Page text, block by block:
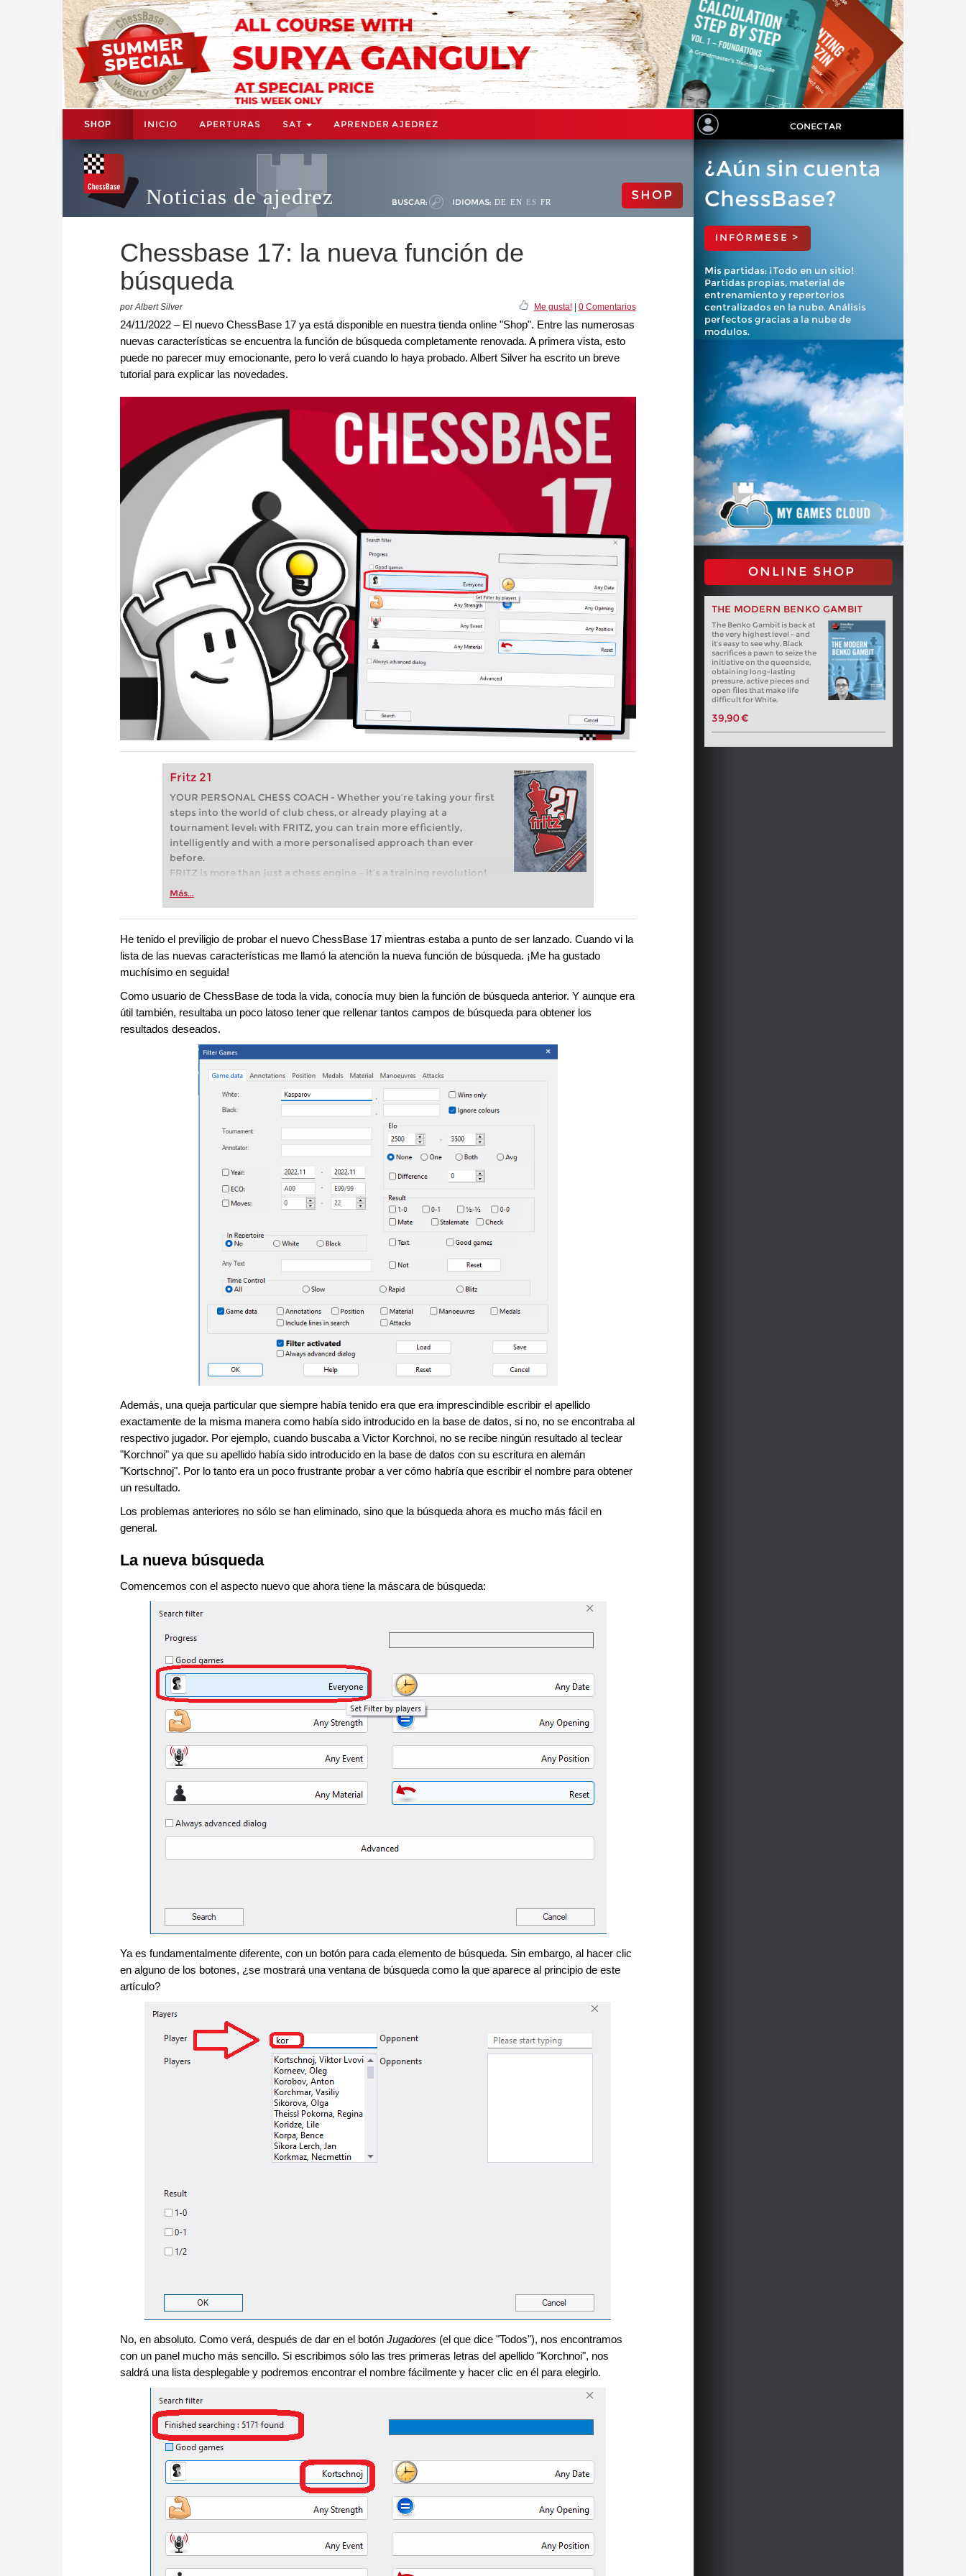
SHOP INICIO APERTURAS SAT APRENDER AJEDREZ CONECTAR
Noticias de ajedrez BUSCAR: IDIOMAS: DE EN ES FR SHOP
Chessbase 17: la nueva función de
búsqueda
por Albert Silver Me gusta!| 0 Comentarios
24/11/2022 – El nuevo ChessBase 17 ya está disponible en nuestra tienda online "Shop". Entre las numerosas
nuevas características se encuentra la función de búsqueda completamente renovada. A primera vista, esto
puede no parecer muy emocionante, pero lo verá cuando lo haya probado. Albert Silver ha escrito un breve
tutorial para explicar las novedades.
Fritz 21
YOUR PERSONAL CHESS COACH - Whether you’re taking your first
steps into the world of club chess, or already playing at a
tournament level: with FRITZ, you can train more efficiently,
intelligently and with a more personalised approach than ever
before.
FRITZ is more than just a chess engine – it’s a training revolution!
Whether you’re taking your first steps into the world of club chess,
more efficiently, intelligently and with a more personalised
approach than ever before.
Más...
¿Aún sin cuenta
ChessBase?
INFÓRMESE >
Mis partidas: ¡Todo en un sitio!
Partidas propias, material de
entrenamiento y repertorios
centralizados en la nube. Análisis
perfectos gracias a la nube de
modulos.
ONLINE SHOP
THE MODERN BENKO GAMBIT
The Benko Gambit is back at
the very highest level - and
it's easy to see why. Black
sacrifices a pawn to seize the
initiative on the queenside,
obtaining long-lasting
pressure, active pieces and
open files that make life
difficult for White.
39,90 €
He tenido el previligio de probar el nuevo ChessBase 17 mientras estaba a punto de ser lanzado. Cuando vi la
lista de las nuevas características me llamó la atención la nueva función de búsqueda. ¡Me ha gustado
muchísimo en seguida!
Como usuario de ChessBase de toda la vida, conocía muy bien la función de búsqueda anterior. Y aunque era
útil también, resultaba un poco latoso tener que rellenar tantos campos de búsqueda para obtener los
resultados deseados.
Además, una queja particular que siempre había tenido era que era imprescindible escribir el apellido
exactamente de la misma manera como había sido introducido en la base de datos, si no, no se encontraba al
respectivo jugador. Por ejemplo, cuando buscaba a Victor Korchnoi, no se recibe ningún resultado al teclear
"Korchnoi" ya que su apellido había sido introducido en la base de datos con su escritura en alemán
"Kortschnoj". Por lo tanto era un poco frustrante probar a ver cómo habría que escribir el nombre para obtener
un resultado.
Los problemas anteriores no sólo se han eliminado, sino que la búsqueda ahora es mucho más fácil en
general.
La nueva búsqueda
Comencemos con el aspecto nuevo que ahora tiene la máscara de búsqueda:
Ya es fundamentalmente diferente, con un botón para cada elemento de búsqueda. Sin embargo, al hacer clic
en alguno de los botones, ¿se mostrará una ventana de búsqueda como la que aparece al principio de este
artículo?
No, en absoluto. Como verá, después de dar en el botón Jugadores (el que dice "Todos"), nos encontramos
con un panel mucho más sencillo. Si escribimos sólo las tres primeras letras del apellido "Korchnoi", nos
saldrá una lista desplegable y podremos encontrar el nombre fácilmente y hacer clic en él para elegirlo.